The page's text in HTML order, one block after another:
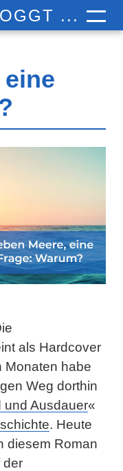
...
als Hardcover
Monaten habe
Weg dorthin
und Ausdauer«
. Heute
diesem Roman
der